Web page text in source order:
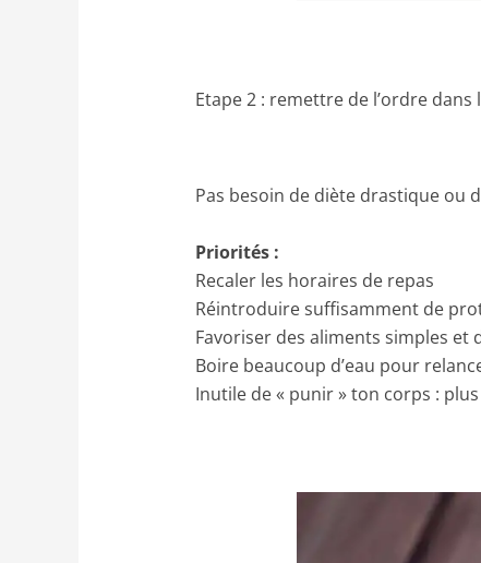
Etape 2 : remettre de l’ordre dans
Pas besoin de diète drastique ou
Priorités :
Recaler les horaires de repas
Réintroduire suffisamment de
Favoriser des aliments simples et
Boire beaucoup d’eau pour
Inutile de « punir » ton corps :